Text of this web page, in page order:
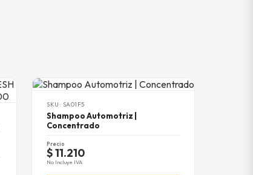
SKU: SA01F5
Shampoo Automotriz |
Concentrado
Precio
$ 11.210
No Incluye IVA